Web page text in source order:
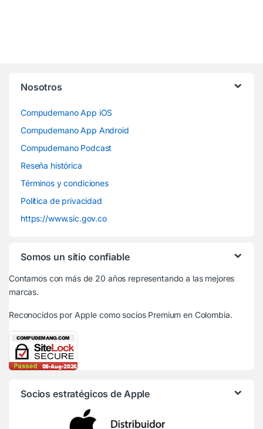
Nosotros
Compudemano App iOS
Compudemano App Android
Compudemano Podcast
Reseña histórica
Términos y condiciones
Política de privacidad
https://www.sic.gov.co
Somos un sitio confiable
Contamos con más de 20 años representando a las mejores
marcas.
Reconocidos por Apple como socios Premium en Colombia.
Socios estratégicos de Apple